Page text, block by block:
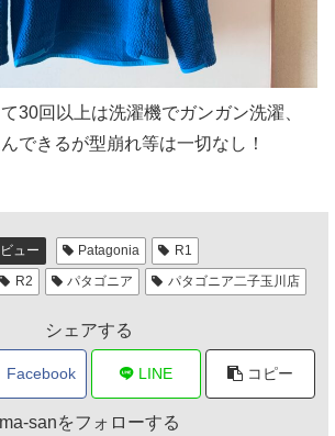
30回以上は洗濯機でガンガン洗濯、
できるが型崩れ等は一切なし！
ュー Patagonia
R1
R2 パタゴニア パタゴニア二子玉川店
シェアする
Facebook LINE コピー
ma-sanをフォローする